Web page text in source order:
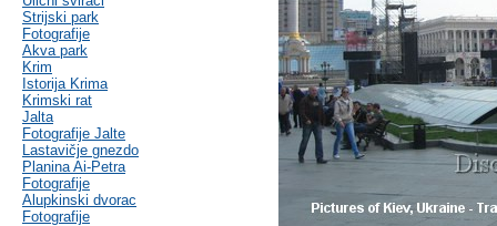
Strijski park
Fotografije
Akva park
Krim
Istorija Krima
Krimski rat
Jalta
Fotografije Jalte
Lastavičje gnezdo
Planina Ai-Petra
Fotografije
Alupkinski dvorac
Fotografije